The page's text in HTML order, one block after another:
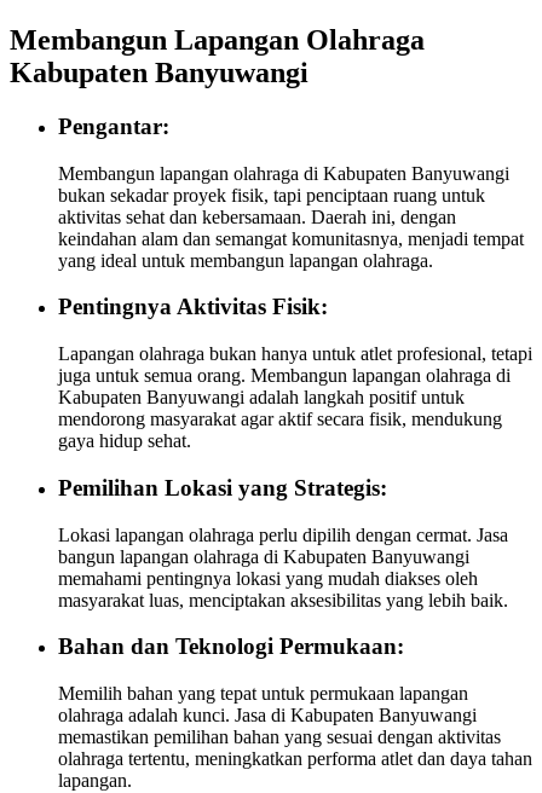
Membangun Lapangan Olahraga
Kabupaten Banyuwangi
Pengantar:
Membangun lapangan olahraga di Kabupaten Banyuwangi
bukan sekadar proyek fisik, tapi penciptaan ruang untuk
aktivitas sehat dan kebersamaan. Daerah ini, dengan
keindahan alam dan semangat komunitasnya, menjadi tempat
yang ideal untuk membangun lapangan olahraga.
Pentingnya Aktivitas Fisik:
Lapangan olahraga bukan hanya untuk atlet profesional, tetapi
juga untuk semua orang. Membangun lapangan olahraga di
Kabupaten Banyuwangi adalah langkah positif untuk
mendorong masyarakat agar aktif secara fisik, mendukung
gaya hidup sehat.
Pemilihan Lokasi yang Strategis:
Lokasi lapangan olahraga perlu dipilih dengan cermat. Jasa
bangun lapangan olahraga di Kabupaten Banyuwangi
memahami pentingnya lokasi yang mudah diakses oleh
masyarakat luas, menciptakan aksesibilitas yang lebih baik.
Bahan dan Teknologi Permukaan:
Memilih bahan yang tepat untuk permukaan lapangan
olahraga adalah kunci. Jasa di Kabupaten Banyuwangi
memastikan pemilihan bahan yang sesuai dengan aktivitas
olahraga tertentu, meningkatkan performa atlet dan daya tahan
lapangan.